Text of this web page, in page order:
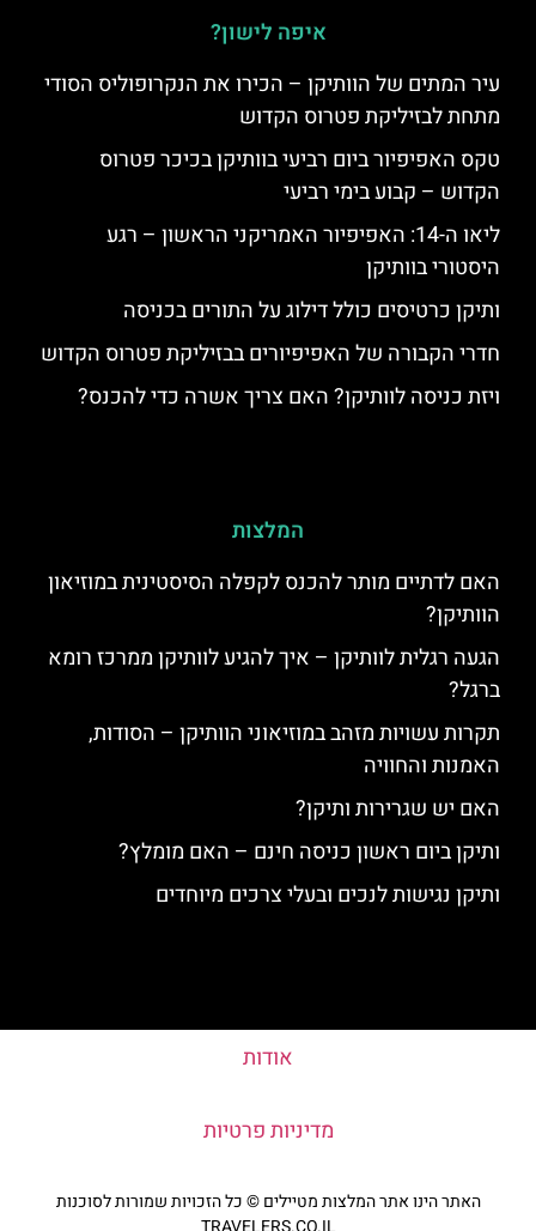
איפה לישון?
עיר המתים של הוותיקן – הכירו את הנקרופוליס הסודי
מתחת לבזיליקת פטרוס הקדוש
טקס האפיפיור ביום רביעי בוותיקן בכיכר פטרוס
הקדוש – קבוע בימי רביעי
ליאו ה-14: האפיפיור האמריקני הראשון – רגע
היסטורי בוותיקן
ותיקן כרטיסים כולל דילוג על התורים בכניסה
חדרי הקבורה של האפיפיורים בבזיליקת פטרוס הקדוש
ויזת כניסה לוותיקן? האם צריך אשרה כדי להכנס?
המלצות
האם לדתיים מותר להכנס לקפלה הסיסטינית במוזיאון
הוותיקן?
הגעה רגלית לוותיקן – איך להגיע לוותיקן ממרכז רומא
ברגל?
תקרות עשויות מזהב במוזיאוני הוותיקן – הסודות,
האמנות והחוויה
האם יש שגרירות ותיקן?
ותיקן ביום ראשון כניסה חינם – האם מומלץ?
ותיקן נגישות לנכים ובעלי צרכים מיוחדים
אודות
מדיניות פרטיות
האתר הינו אתר המלצות מטיילים © כל הזכויות שמורות לסוכנות